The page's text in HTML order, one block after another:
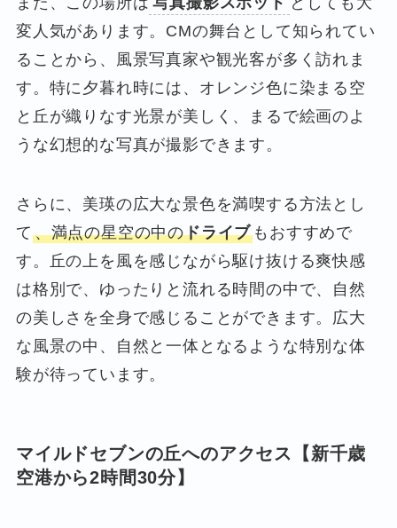
変人気があります。CMの舞台として知られてい
ることから、風景写真家や観光客が多く訪れま
す。特に夕暮れ時には、オレンジ色に染まる空
と丘が織りなす光景が美しく、まるで絵画のよ
うな幻想的な写真が撮影できます。
さらに、美瑛の広大な景色を満喫する方法とし
て 、満点の星空の中のドライブ もおすすめで
す。丘の上を風を感じながら駆け抜ける爽快感
は格別で、ゆったりと流れる時間の中で、自然
の美しさを全身で感じることができます。広大
な風景の中、自然と一体となるような特別な体
験が待っています。
マイルドセブンの丘へのアクセス【新千歳
空港から2時間30分】